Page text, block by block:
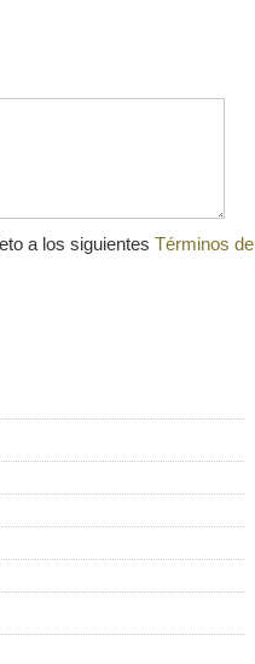
a los siguientes Términos de